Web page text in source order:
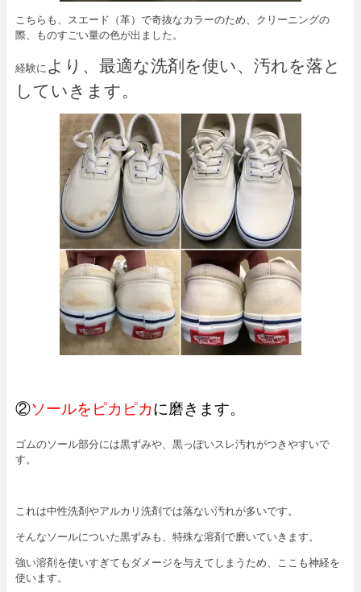
こちらも、スエード（革）で奇抜なカラーのため、クリーニングの
際、ものすごい量の色が出ました。
経験により、最適な洗剤を使い、汚れを落と
していきます。
②ソールをピカピカに磨きます。
ゴムのソール部分には黒ずみや、黒っぽいスレ汚れがつきやすいで
す。
これは中性洗剤やアルカリ洗剤では落ない汚れが多いです。
そんなソールについた黒ずみも、特殊な溶剤で磨いていきます。
強い溶剤を使いすぎてもダメージを与えてしまうため、ここも神経を
使います。